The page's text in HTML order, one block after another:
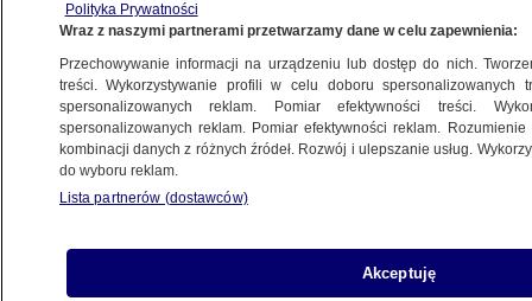
Guzmana, syna słynnego barona
narkotykowego
6.01.2023, 06:59
Udostępnij
w czwartek lidera kartelu narkotykowego Ovidio
Guzmana, syna uwięzionego barona
Polityka Prywatności
Wraz z naszymi partnerami przetwarzamy dane w celu zapewnienia:
Przechowywanie informacji na urządzeniu lub dostęp do nich.
treści. Wykorzystywanie profili w celu doboru spersonalizowanych
spersonalizowanych reklam. Pomiar efektywności treści.
spersonalizowanych reklam. Pomiar efektywności reklam.
kombinacji danych z różnych źródeł. Rozwój i ulepszanie usług.
do wyboru reklam.
Lista partnerów (dostawców)
Akceptuję